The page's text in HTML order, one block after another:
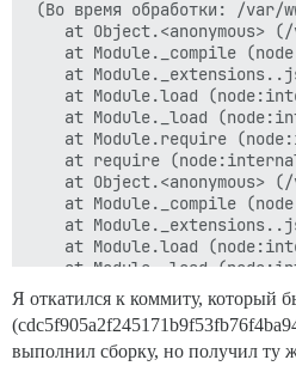
(Во время обработки: /
at Object.<anonymous>
at Module._compile
at
at Module.load
at Module._load
at Module.require
at require
at Object.<anonymous>
at Module._compile
at
at Module.load
at Module._load
at Module.require
at require
at Object.<anonymous>
at Module._compile
Я откатился к коммиту, который
выполнил сборку, но получил ту